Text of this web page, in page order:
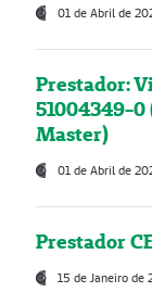
01 de Abril de
Prestador:
51004349-0
Master)
01 de Abril de
Prestador
15 de Janeiro de